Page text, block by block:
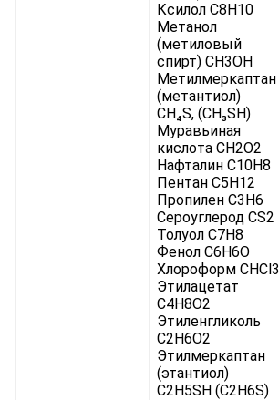
Ксилол C8H10
Метанол
(метиловый
спирт) CH3OH
Метилмеркаптан
(метантиол)
CH₄S, (CH₃SH)
Муравьиная
кислота CH2O2
Нафталин C10H8
Пентан C5H12
Пропилен C3H6
Сероуглерод CS2
Толуол C7H8
Фенол C6H6O
Хлороформ CHCl3
Этилацетат
C4H8O2
Этиленгликоль
C2H6O2
Этилмеркаптан
(этантиол)
C2H5SH (C2H6S)